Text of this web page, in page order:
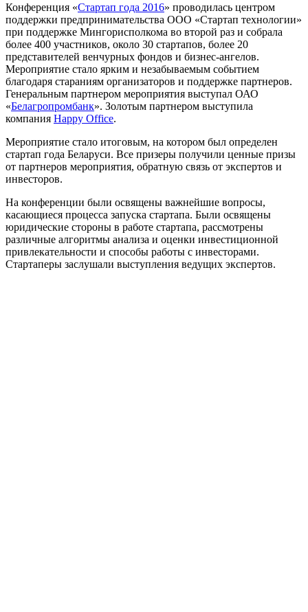
Конференция «Стартап года 2016» проводилась центром
поддержки предпринимательства ООО «Стартап технологии»
при поддержке Мингорисполкома во второй раз и собрала
более 400 участников, около 30 стартапов, более 20
представителей венчурных фондов и бизнес-ангелов.
Мероприятие стало ярким и незабываемым событием
благодаря стараниям организаторов и поддержке партнеров.
Генеральным партнером мероприятия выступал ОАО
«Белагропромбанк». Золотым партнером выступила
компания Happy Office.
Мероприятие стало итоговым, на котором был определен
стартап года Беларуси. Все призеры получили ценные призы
от партнеров мероприятия, обратную связь от экспертов и
инвесторов.
На конференции были освящены важнейшие вопросы,
касающиеся процесса запуска стартапа. Были освящены
юридические стороны в работе стартапа, рассмотрены
различные алгоритмы анализа и оценки инвестиционной
привлекательности и способы работы с инвесторами.
Стартаперы заслушали выступления ведущих экспертов.